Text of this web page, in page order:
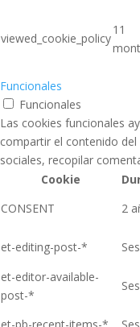
viewed_cookie_policy
11
Funcionales
Funcionales
Las cookies funcionales
compartir el contenido
sociales, recopilar
Cookie
CONSENT
2
et-editing-post-*
et-editor-available-
post-*